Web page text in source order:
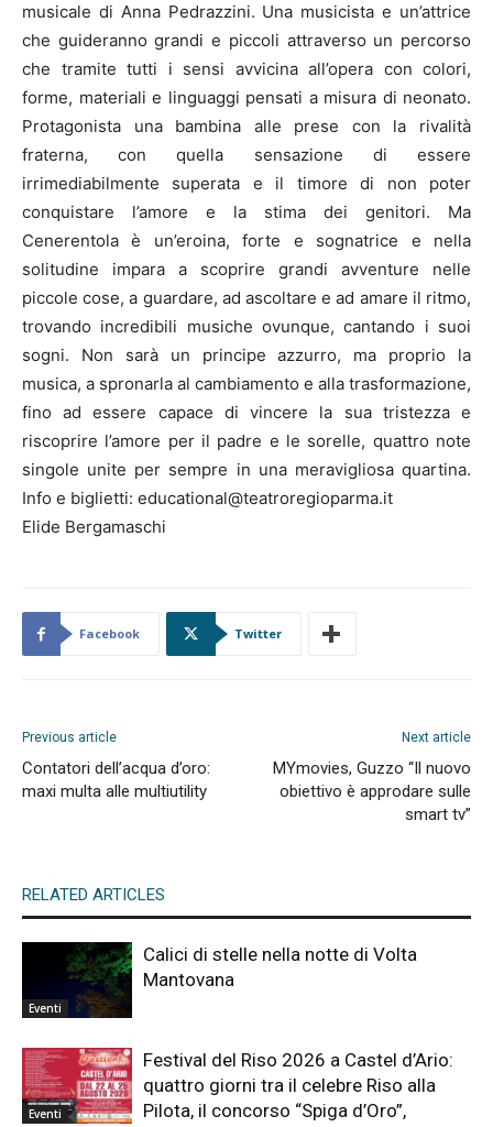
musicale di Anna Pedrazzini. Una musicista e un’attrice
che guideranno grandi e piccoli attraverso un percorso
che tramite tutti i sensi avvicina all’opera con colori,
forme, materiali e linguaggi pensati a misura di neonato.
Protagonista una bambina alle prese con la rivalità
fraterna, con quella sensazione di essere
irrimediabilmente superata e il timore di non poter
conquistare l’amore e la stima dei genitori. Ma
Cenerentola è un’eroina, forte e sognatrice e nella
solitudine impara a scoprire grandi avventure nelle
piccole cose, a guardare, ad ascoltare e ad amare il ritmo,
trovando incredibili musiche ovunque, cantando i suoi
sogni. Non sarà un principe azzurro, ma proprio la
musica, a spronarla al cambiamento e alla trasformazione,
fino ad essere capace di vincere la sua tristezza e
riscoprire l’amore per il padre e le sorelle, quattro note
singole unite per sempre in una meravigliosa quartina.
Info e biglietti: educational@teatroregioparma.it
Elide Bergamaschi
Facebook Twitter
Previous article
Contatori dell’acqua d’oro:
maxi multa alle multiutility
Next article
MYmovies, Guzzo “Il nuovo
obiettivo è approdare sulle
smart tv”
RELATED ARTICLES
Eventi
Calici di stelle nella notte di Volta
Mantovana
Eventi
Festival del Riso 2026 a Castel d’Ario:
quattro giorni tra il celebre Riso alla
Pilota, il concorso “Spiga d’Oro”,